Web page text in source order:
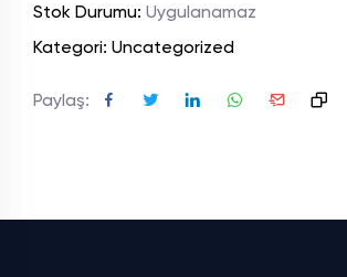
Stok Durumu: Uygulanamaz
Kategori: Uncategorized
Paylaş: